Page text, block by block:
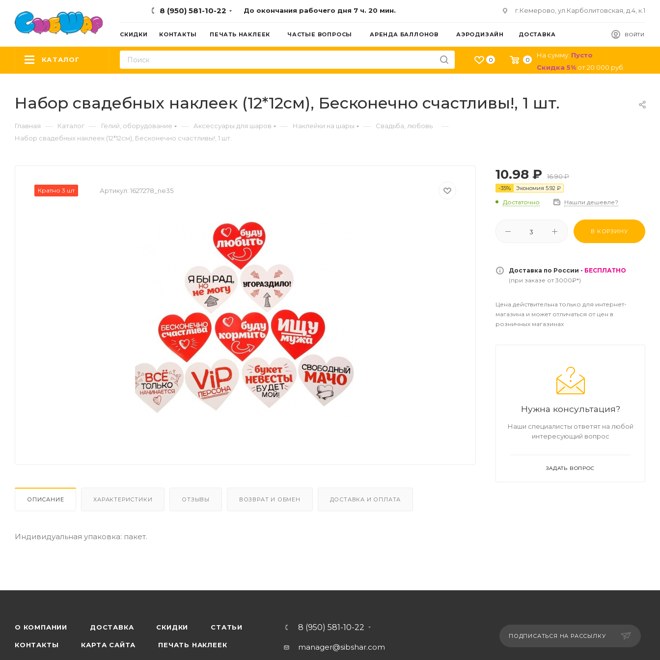
8 (950) 581-10-22 До окончания рабочего дня 7 ч. 20 мин. г.Кемерово, ул.Карболитовская, д.4, к.1
ВОЙТИ
СКИДКИ КОНТАКТЫ ПЕЧАТЬ НАКЛЕЕК ЧАСТЫЕ ВОПРОСЫ АРЕНДА БАЛЛОНОВ АЭРОДИЗАЙН ДОСТАВКА
0 0
На сумму: Пусто
Скидка 5% от20 000 руб.
КАТАЛОГ
Набор свадебных наклеек (12*12см), Бесконечно счастливы!, 1 шт.
Главная — Каталог — Гелий, оборудование — Аксессуары для шаров — Наклейки на шары — Свадьба, любовь —
Набор свадебных наклеек (12*12см), Бесконечно счастливы!, 1 шт.
Кратно 3 шт Артикул: 1627278_ne35
ОПИСАНИЕ ХАРАКТЕРИСТИКИ ОТЗЫВЫ ВОЗВРАТ И ОБМЕН ДОСТАВКА И ОПЛАТА
Индивидуальная упаковка: пакет.
10.98 ₽ 16.90₽
-35% Экономия 5.92 ₽
Достаточно Нашли дешевле?
В КОРЗИНУ
Доставка по России - БЕСПЛАТНО
(при заказе от 3000₽*)
Цена действительна только для интернет-
магазина и может отличаться от цен в
розничных магазинах
Нужна консультация?
Наши специалисты ответят на любой
интересующий вопрос
ЗАДАТЬ ВОПРОС
О КОМПАНИИ ДОСТАВКА СКИДКИ СТАТЬИ
КОНТАКТЫ КАРТА САЙТА ПЕЧАТЬ НАКЛЕЕК
8 (950) 581-10-22
manager@sibshar.com
ПОДПИСАТЬСЯ НА РАССЫЛКУ